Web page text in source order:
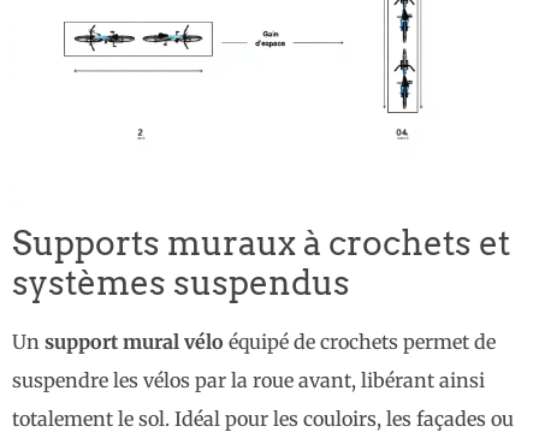
Supports muraux à crochets et
systèmes suspendus
Un support mural vélo équipé de crochets permet de
suspendre les vélos par la roue avant, libérant ainsi
totalement le sol. Idéal pour les couloirs, les façades ou